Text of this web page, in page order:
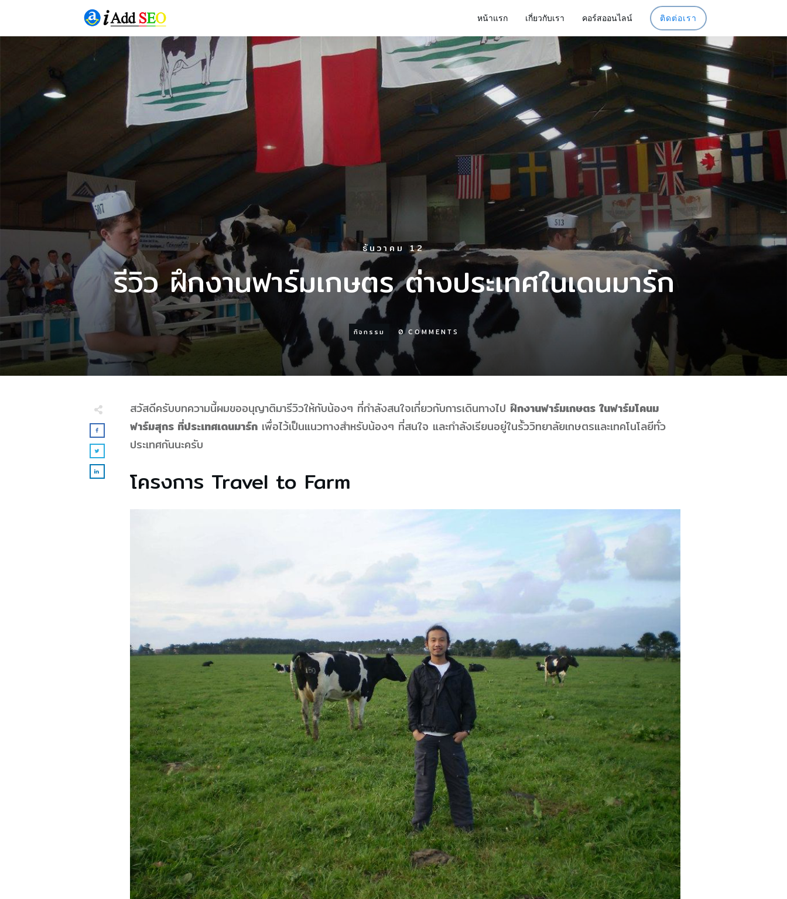
หน้าแรก เกี่ยวกับเรา คอร์สออนไลน์ ติดต่อเรา
ธันวาคม 12
รีวิว ฝึกงานฟาร์มเกษตร ต่างประเทศในเดนมาร์ก
กิจกรรม 0 COMMENTS
สวัสดีครับบทความนี้ผมขออนุญาติมารีวิวให้กับน้องๆ ที่กำลังสนใจเกี่ยวกับการเดินทางไป ฝึกงานฟาร์มเกษตร ในฟาร์มโคนม
ฟาร์มสุกร ที่ประเทศเดนมาร์ก เพื่อไว้เป็นแนวทางสำหรับน้องๆ ที่สนใจ และกำลังเรียนอยู่ในรั้ววิทยาลัยเกษตรและเทคโนโลยีทั่ว
ประเทศกันนะครับ
โครงการ Travel to Farm